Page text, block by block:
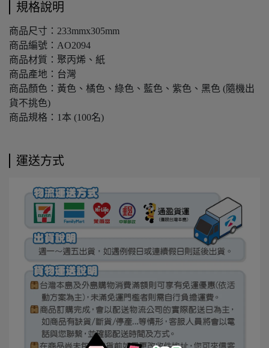
規格說明
商品尺寸：233mmx305mm
商品編號：AO2094
商品材質：聚丙烯、紙
商品產地：台灣
商品顏色：黃色、橘色、綠色、藍色、紫色、黑色 (隨機出
貨不挑色)
商品規格：1本 (100名)
運送方式